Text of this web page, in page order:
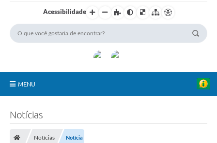
Acessibilidade
MENU
Notícias
Notícias Notícia